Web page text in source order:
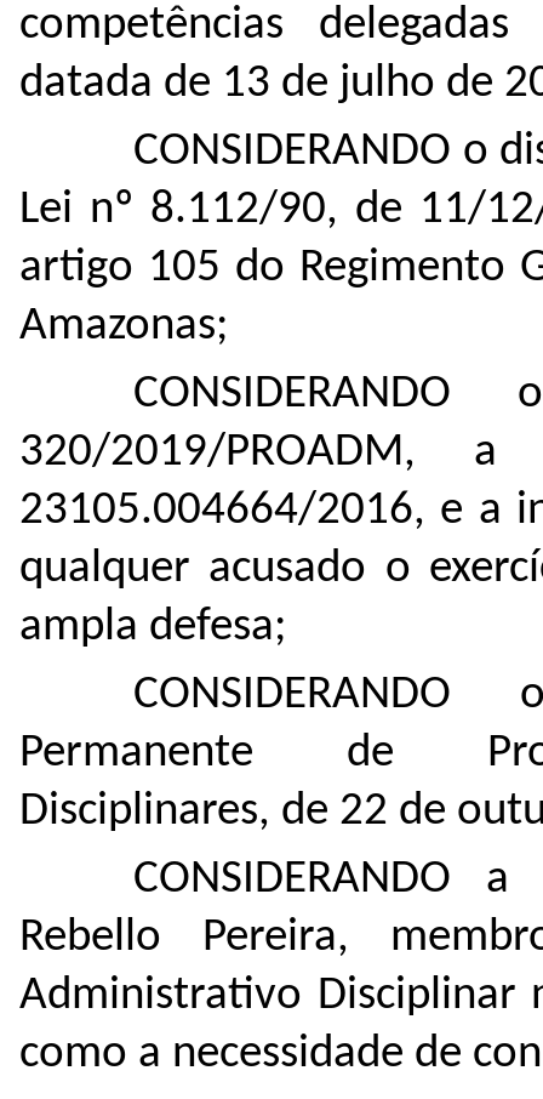
competências
datada de 13 de julho de
CONSIDERANDO o
Lei nº 8.112/90, de 11/
artigo 105 do Regimento
Amazonas;
320/2019/PROADM,
23105.004664/2016, e a
qualquer acusado o
ampla defesa;
Permanente de
Disciplinares, de 22 de
CONSIDERANDO
Rebello Pereira,
Administrativo Disciplinar
como a necessidade de